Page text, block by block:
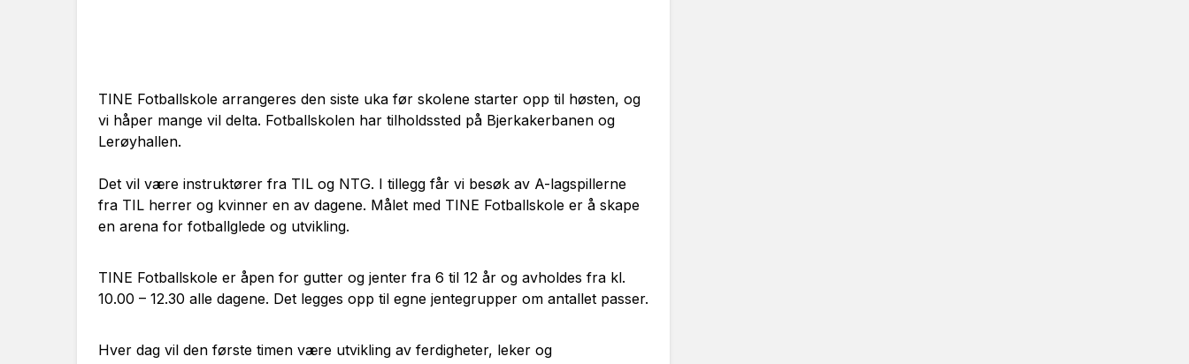
TINE Fotballskole arrangeres den siste uka før skolene starter opp til høsten, og
vi håper mange vil delta. Fotballskolen har tilholdssted på Bjerkakerbanen og
Lerøyhallen.
Det vil være instruktører fra TIL og NTG. I tillegg får vi besøk av A-lagspillerne
fra TIL herrer og kvinner en av dagene. Målet med TINE Fotballskole er å skape
en arena for fotballglede og utvikling.
TINE Fotballskole er åpen for gutter og jenter fra 6 til 12 år og avholdes fra kl.
10.00 – 12.30 alle dagene. Det legges opp til egne jentegrupper om antallet passer.
Hver dag vil den første timen være utvikling av ferdigheter, leker og